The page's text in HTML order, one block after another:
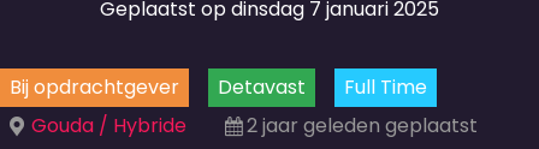
Geplaatst op dinsdag 7 januari 2025
Bij opdrachtgever Detavast
Full Time
Gouda / Hybride
2 jaar geleden geplaatst